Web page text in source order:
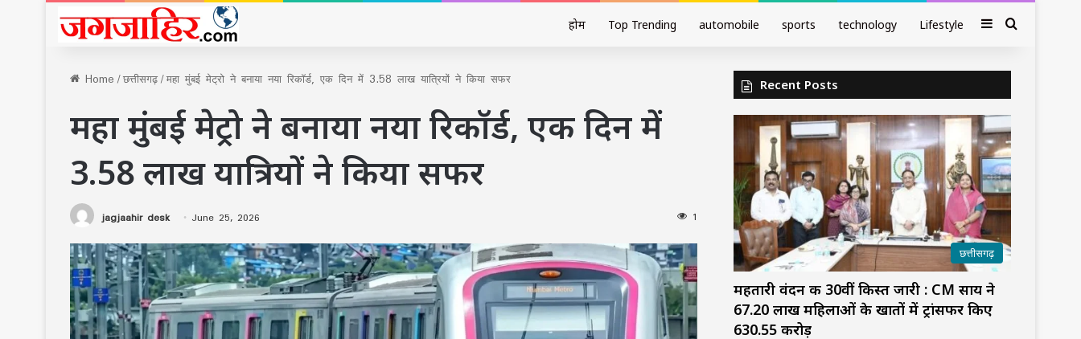
होम Top Trending automobile sports technology Lifestyle SidebarSearch
Home/छत्तीसगढ़/महा मुंबई मेट्रो ने बनाया नया रिकॉर्ड, एक दिन में 3.58 लाख यात्रियों ने किया सफर
महा मुंबई मेट्रो ने बनाया नया रिकॉर्ड, एक दिन में
3.58 लाख यात्रियों ने किया सफर
jagjaahir desk June 25, 2026 1
Recent Posts
छत्तीसगढ़
महतारी वंदन की 30वीं किस्त जारी : CM साय ने
67.20 लाख महिलाओं के खातों में ट्रांसफर किए
₹630.55 करोड़